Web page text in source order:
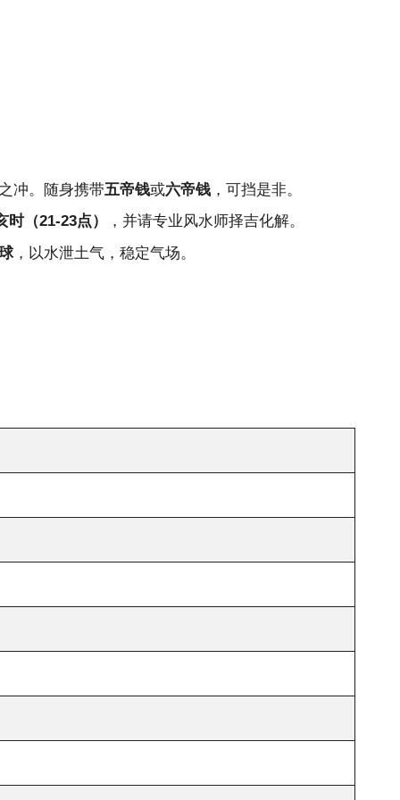
冲。随身携带五帝钱或六帝钱 ，可挡是非。
时（21-23点）
，并请专业风水师择吉化解。
，以水泄土气，稳定气场。